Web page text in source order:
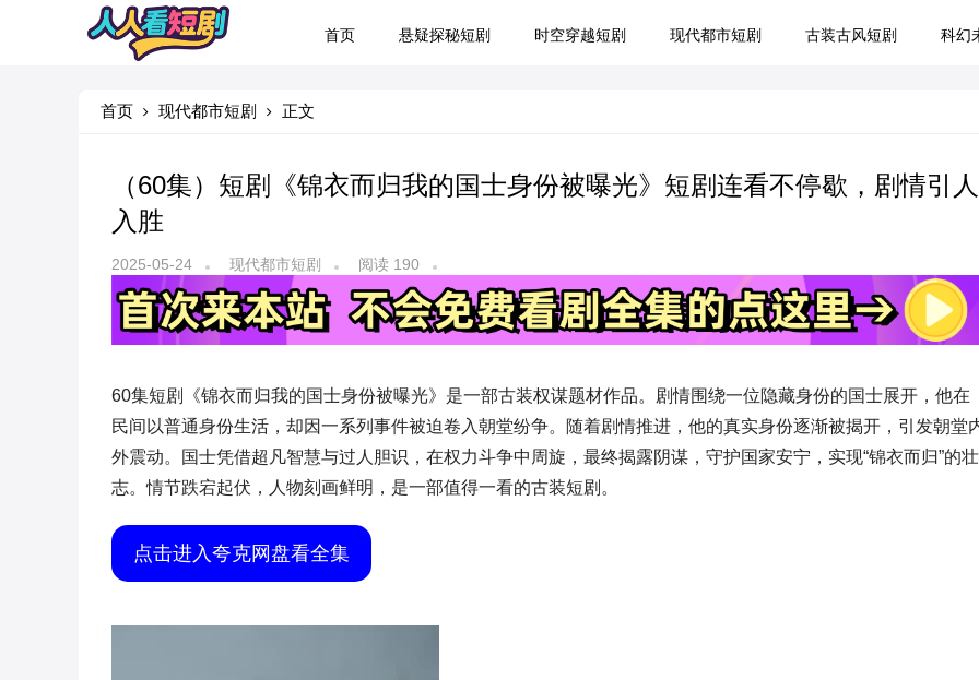
首页 悬疑探秘短剧 时空穿越短剧 现代都市短剧 古装古风短剧 科幻
首页 现代都市短剧 正文
（60集）短剧《锦衣而归我的国士身份被曝光》短剧连看不停歇，剧情引人
入胜
2025-05-24 现代都市短剧 阅读 190
60集短剧《锦衣而归我的国士身份被曝光》是一部古装权谋题材作品。剧情围绕一位隐藏身份的国士展开，他在
民间以普通身份生活，却因一系列事件被迫卷入朝堂纷争。随着剧情推进，他的真实身份逐渐被揭开，引发朝堂
外震动。国士凭借超凡智慧与过人胆识，在权力斗争中周旋，最终揭露阴谋，守护国家安宁，实现“锦衣而归”的壮
志。情节跌宕起伏，人物刻画鲜明，是一部值得一看的古装短剧。
点击进入夸克网盘看全集